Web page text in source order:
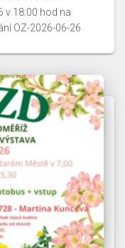
v 18:00 hod na
OZ-2026-06-26